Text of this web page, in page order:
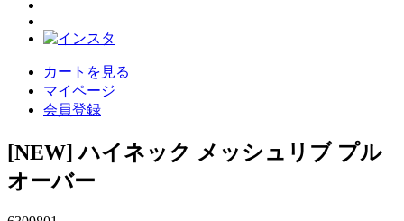
カートを見る
マイページ
会員登録
[NEW] ハイネック メッシュリブ プル
オーバー